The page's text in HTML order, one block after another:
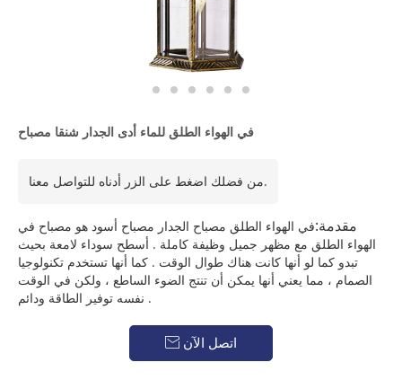
في الهواء الطلق للماء أدى الجدار شنقا مصباح
من فضلك اضغط على الزر أدناه للتواصل معنا.
مقدمة:في الهواء الطلق مصباح الجدار مصباح أسود هو مصباح في
الهواء الطلق مع مظهر جميل وظيفة كاملة . أسطح سوداء لامعة بحيث
تبدو كما لو أنها كانت هناك طوال الوقت . كما أنها تستخدم تكنولوجيا
الصمام ، مما يعني أنها يمكن أن تنتج الضوء الساطع ، ولكن في الوقت
نفسه توفير الطاقة ودائم .
 اتصل الآن